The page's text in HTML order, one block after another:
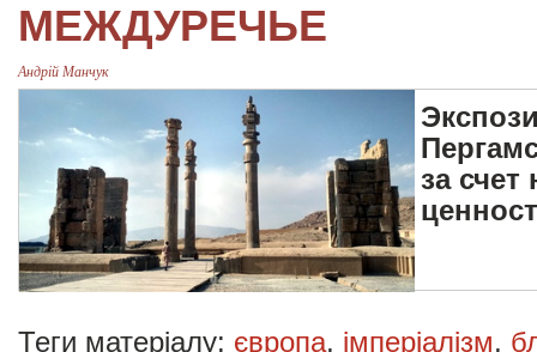
МЕЖДУРЕЧЬЕ
Андрій Манчук
за счет
Теги матеріалу: європа, імперіалізм,